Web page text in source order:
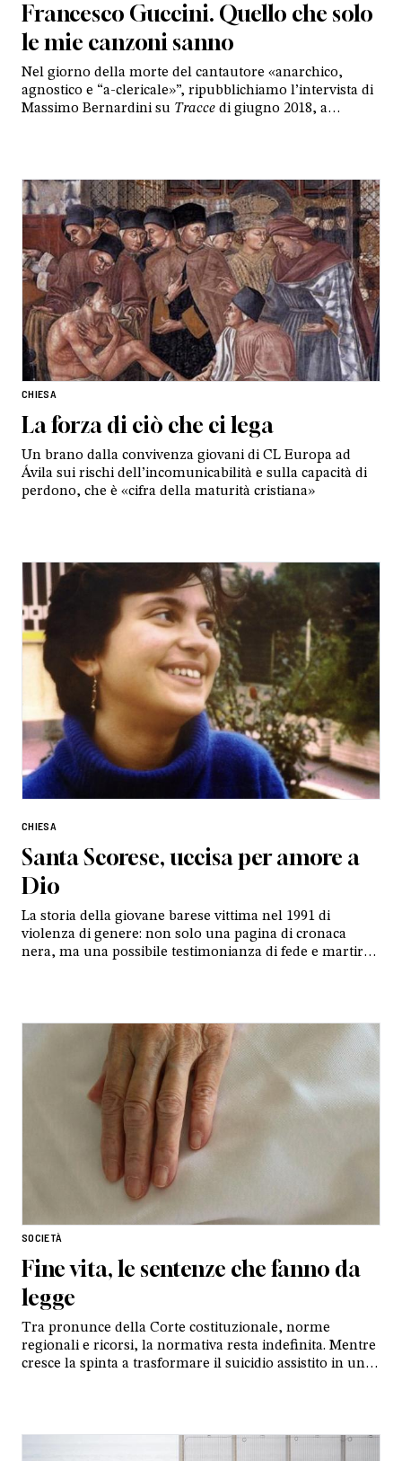
Francesco Guccini. Quello che solo
le mie canzoni sanno
Nel giorno della morte del cantautore «anarchico,
agnostico e “a-clericale»”, ripubblichiamo l’intervista di
Massimo Bernardini su Tracce di giugno 2018, a
CHIESA
La forza di ciò che ci lega
Un brano dalla convivenza giovani di CL Europa ad
Ávila sui rischi dell’incomunicabilità e sulla capacità di
perdono, che è «cifra della maturità cristiana»
CHIESA
Santa Scorese, uccisa per amore a
Dio
La storia della giovane barese vittima nel 1991 di
violenza di genere: non solo una pagina di cronaca
nera, ma una possibile testimonianza di fede e martirio
SOCIETÀ
Fine vita, le sentenze che fanno da
legge
Tra pronunce della Corte costituzionale, norme
regionali e ricorsi, la normativa resta indefinita. Mentre
cresce la spinta a trasformare il suicidio assistito in un